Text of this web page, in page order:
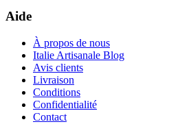
Aide
À propos de nous
Italie Artisanale Blog
Avis clients
Livraison
Conditions
Confidentialité
Contact